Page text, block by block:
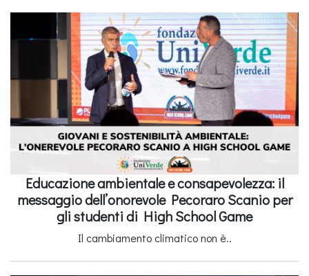
Educazione ambientale e consapevolezza: il
messaggio dell’onorevole Pecoraro Scanio per
gli studenti di High School Game
Il cambiamento climatico non è..